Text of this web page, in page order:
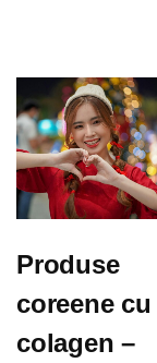
Produse
coreene cu
colagen –